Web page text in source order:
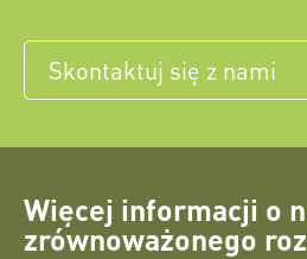
Skontaktuj się z nami
Więcej informacji o
zrównoważonego